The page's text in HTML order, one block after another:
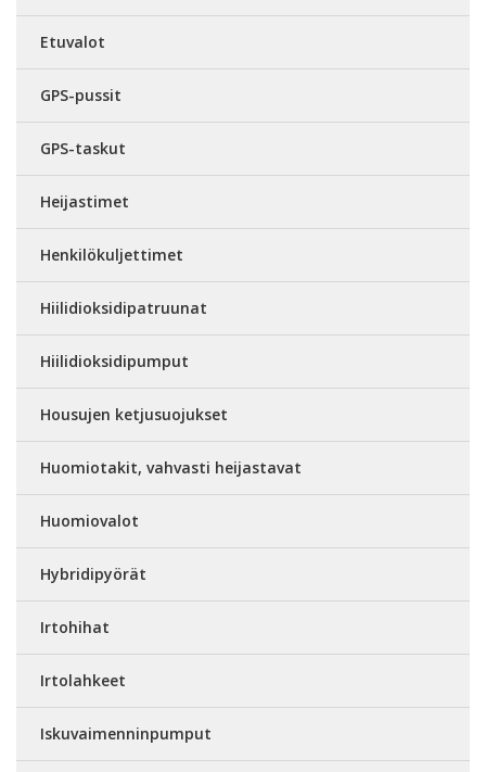
Etuvalot
GPS-pussit
GPS-taskut
Heijastimet
Henkilökuljettimet
Hiilidioksidipatruunat
Hiilidioksidipumput
Housujen ketjusuojukset
Huomiotakit, vahvasti heijastavat
Huomiovalot
Hybridipyörät
Irtohihat
Irtolahkeet
Iskuvaimenninpumput